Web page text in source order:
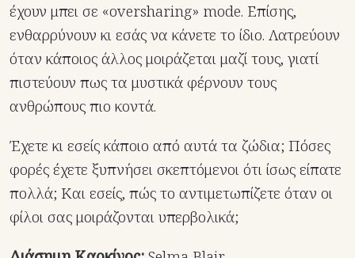
έχουν μπει σε «oversharing» mode. Επίσης,
ενθαρρύνουν κι εσάς να κάνετε το ίδιο. Λατρεύουν
όταν κάποιος άλλος μοιράζεται μαζί τους, γιατί
πιστεύουν πως τα μυστικά φέρνουν τους
ανθρώπους πιο κοντά.
Έχετε κι εσείς κάποιο από αυτά τα ζώδια; Πόσες
φορές έχετε ξυπνήσει σκεπτόμενοι ότι ίσως είπατε
πολλά; Και εσείς, πώς το αντιμετωπίζετε όταν οι
φίλοι σας μοιράζονται υπερβολικά;